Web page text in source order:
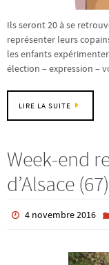
Ils seront 20 à se
représenter leurs
les enfants
élection – expression –
LIRE LA SUITE
Week-end
d’Alsace (67)
4 novembre 2016